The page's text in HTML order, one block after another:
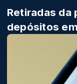
Retiradas da
depósitos